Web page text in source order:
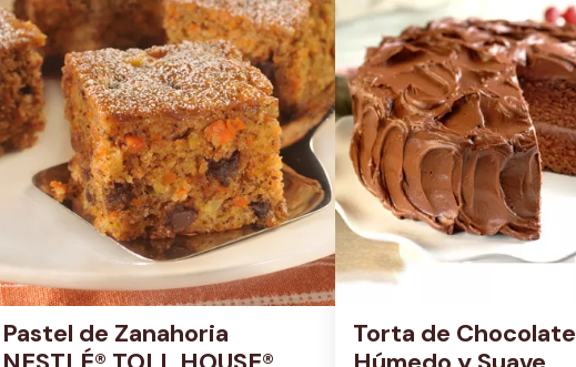
Pastel de Zanahoria
Torta de Chocolate